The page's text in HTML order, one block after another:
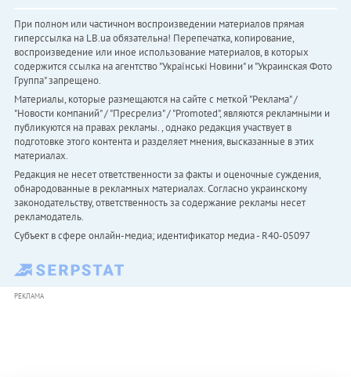
При полном или частичном воспроизведении материалов прямая
гиперссылка на LB.ua обязательна! Перепечатка, копирование,
воспроизведение или иное использование материалов, в которых
содержится ссылка на агентство "Українськi Новини" и "Украинская Фото
Группа" запрещено.
Материалы, которые размещаются на сайте с меткой "Реклама" /
"Новости компаний" / "Пресрелиз" / "Promoted", являются рекламными и
публикуются на правах рекламы. , однако редакция участвует в
подготовке этого контента и разделяет мнения, высказанные в этих
материалах.
Редакция не несет ответственности за факты и оценочные суждения,
обнародованные в рекламных материалах. Согласно украинскому
законодательству, ответственность за содержание рекламы несет
рекламодатель.
Субъект в сфере онлайн-медиа; идентификатор медиа - R40-05097
РЕКЛАМА